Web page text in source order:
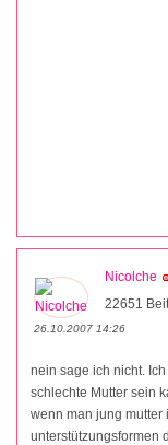
Nicolche
22651
26.10.2007 14:26
nein sage ich nicht.
schlechte Mutter sein
wenn man jung mutter
unterstützungsformen